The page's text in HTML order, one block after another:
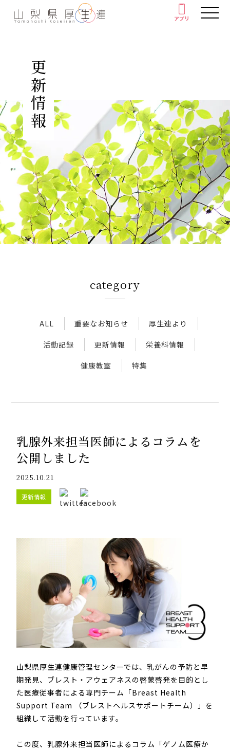
アプリ
アプリ
厚生連の外来診療
がん教育
健康教室
イベント
健康情報
厚生連について
新型コロナウイルス対策
人間ドック 最新空き情報
館内3Dマップ
更新情報
category
ALL 重要なお知らせ 厚生連より
活動記録 更新情報 栄養科情報
健康教室 特集
乳腺外来担当医師によるコラムを
公開しました
2025.10.21
更新情報
山梨県厚生連健康管理センターでは、乳がんの予防と早
期発見、ブレスト・アウェアネスの啓蒙啓発を目的とし
た医療従事者による専門チーム「Breast Health
Support Team （ブレストヘルスサポートチーム）」を
組織して活動を行っています。
この度、乳腺外来担当医師によるコラム「ゲノム医療か